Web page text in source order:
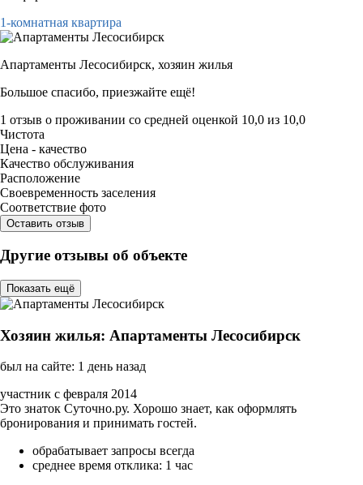
1-комнатная квартира
Апартаменты Лесосибирск, хозяин жилья
Большое спасибо, приезжайте ещё!
1 отзыв о проживании со средней оценкой 10,0 из 10,0
Чистота
Цена - качество
Качество обслуживания
Расположение
Своевременность заселения
Соответствие фото
Оставить отзыв
Другие отзывы об объекте
Показать ещё
Хозяин жилья: Апартаменты Лесосибирск
был на сайте: 1 день назад
участник с февраля 2014
Это знаток Суточно.ру. Хорошо знает, как оформлять
бронирования и принимать гостей.
обрабатывает запросы всегда
среднее время отклика: 1 час